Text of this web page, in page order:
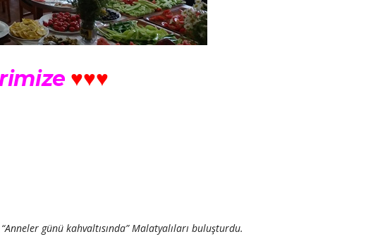
♥♥♥
günü kahvaltısında” Malatyalıları buluşturdu.